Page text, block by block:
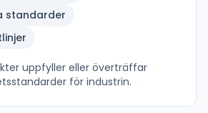
standarder
uppfyller eller överträffar
för industrin.